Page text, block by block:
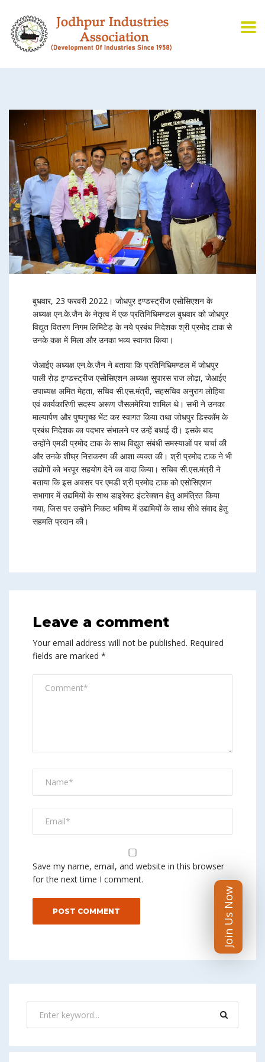
बुधवार, 23 फरवरी 2022। जोधपुर इण्डस्ट्रीज एसोसिएशन के
अध्यक्ष एन.के.जैन के नेतृत्व में एक प्रतिनिधिमण्डल बुधवार को जोधपुर
विद्युत वितरण निगम लिमिटेड़ के नये प्रबंध निदेशक श्री प्रमोद टाक से
उनके कक्ष में मिला और उनका भव्य स्वागत किया।
जेआईए अध्यक्ष एन.के.जैन ने बताया कि प्रतिनिधिमण्डल में जोधपुर
पाली रोड़ इण्डस्ट्रीज एसोसिएशन अध्यक्ष सुपारस राज लोढ़ा, जेआईए
उपाध्यक्ष अमित मेहता, सचिव सी.एस.मंत्री, सहसचिव अनुराग लोहिया
एवं कार्यकारिणी सदस्य अरूण जैसलमेरिया शामिल थे। सभी ने उनका
माल्यार्पण और पुष्पगुच्छ भेंट कर स्वागत किया तथा जोधपुर डिस्कॉम के
प्रबंध निदेशक का पदभार संभालने पर उन्हें बधाई दी। इसके बाद
उन्होंने एमडी प्रमोद टाक के साथ विद्युत संबंधी समस्याओं पर चर्चा की
और उनके शीघ्र निराकरण की आशा व्यक्त की। श्री प्रमोद टाक ने भी
उद्योगों को भरपूर सहयोग देने का वादा किया। सचिव सी.एस.मंत्री ने
बताया कि इस अवसर पर एमडी श्री प्रमोद टाक को एसोसिएशन
सभागार में उद्यमियों के साथ डाइरेक्ट इंटरेक्शन हेतु आमंत्रित किया
गया, जिस पर उन्होंने निकट भविष्य में उद्यमियों के साथ सीधे संवाद हेतु
सहमति प्रदान की।
Leave a comment
Your email address will not be published. Required
fields are marked *
Save my name, email, and website in this browser
for the next time I comment.
Join Us Now